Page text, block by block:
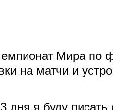
Мира по
на матчи и
дня я буду писать